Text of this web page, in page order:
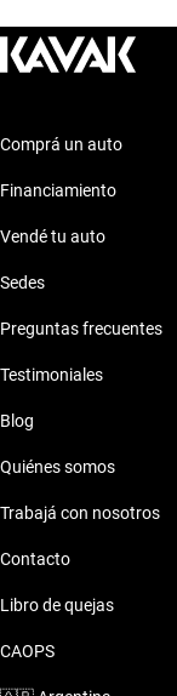
Comprá un auto
Financiamiento
Vendé tu auto
Sedes
Preguntas frecuentes
Testimoniales
Blog
Quiénes somos
Trabajá con nosotros
Contacto
Libro de quejas
CAOPS